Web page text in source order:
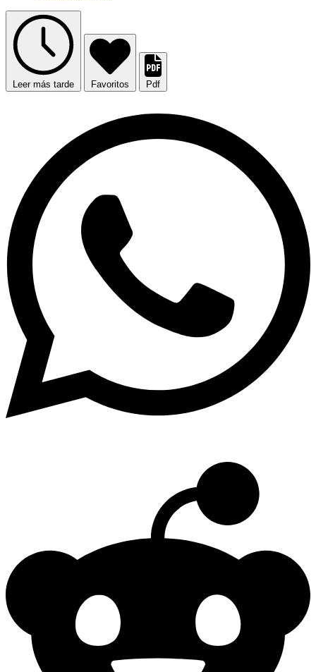
Leer más tarde Favoritos Pdf